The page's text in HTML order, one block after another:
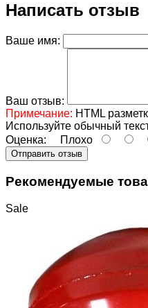
Написать отзыв
Ваше имя:
Ваш отзыв:
Примечание: HTML
Используйте обычный
Оценка: Плохо
Отправить отзыв
Рекомендуемые
Sale